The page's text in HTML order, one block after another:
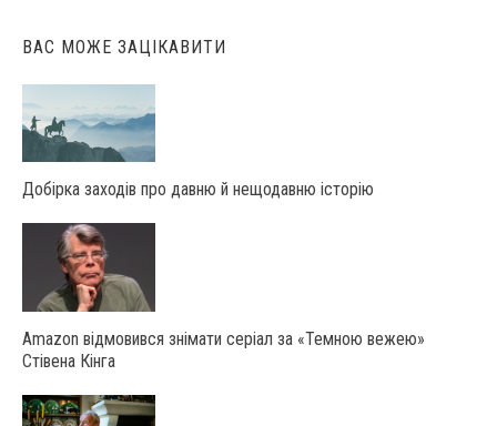
ВАС МОЖЕ ЗАЦІКАВИТИ
Добірка заходів про давню й нещодавню історію
Amazon відмовився знімати серіал за «Темною вежею»
Стівена Кінга